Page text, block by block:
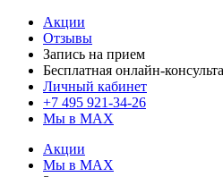
Акции
Отзывы
Запись на прием
Бесплатная онлайн-
Личный кабинет
+7 495 921-34-26
Мы в MAX
Акции
Мы в MAX